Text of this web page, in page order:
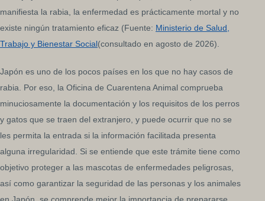
manifiesta la rabia, la enfermedad es prácticamente mortal y no
existe ningún tratamiento eficaz (Fuente: Ministerio de Salud,
Trabajo y Bienestar Social(consultado en agosto de 2026).
Japón es uno de los pocos países en los que no hay casos de
rabia. Por eso, la Oficina de Cuarentena Animal comprueba
minuciosamente la documentación y los requisitos de los perros
y gatos que se traen del extranjero, y puede ocurrir que no se
les permita la entrada si la información facilitada presenta
alguna irregularidad. Si se entiende que este trámite tiene como
objetivo proteger a las mascotas de enfermedades peligrosas,
así como garantizar la seguridad de las personas y los animales